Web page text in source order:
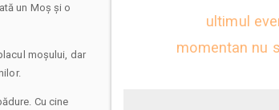
ultimul
momentan nu
un Moș și o
moșului, dar
Cu cine